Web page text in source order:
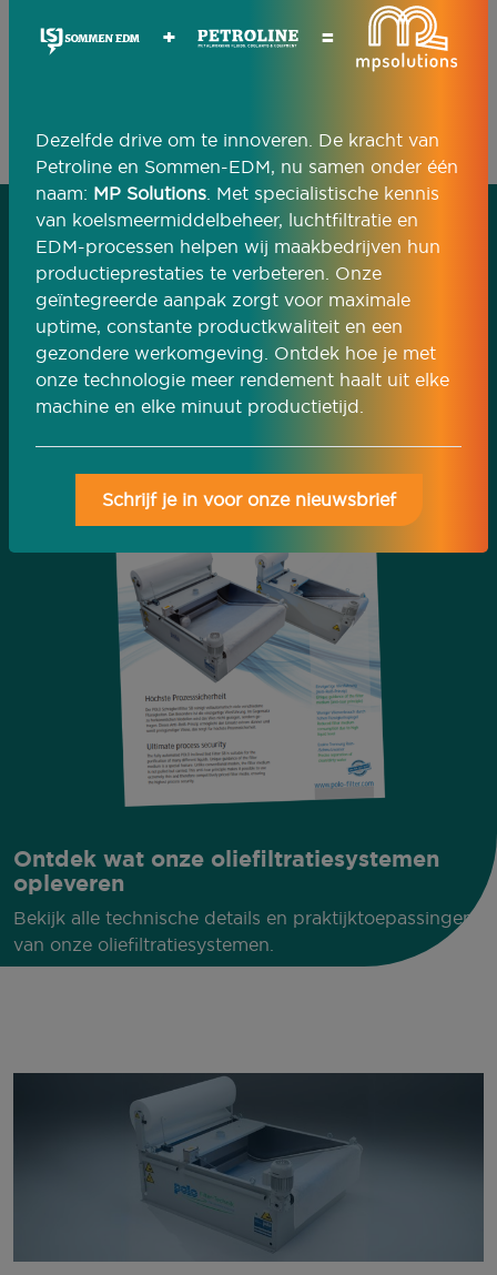
Download
de brochure
Brochure downloaden
Ontdek wat onze oliefiltratiesystemen
opleveren
Bekijk alle technische details en praktijktoepassingen
van onze oliefiltratiesystemen.
+ =
Dezelfde drive om te innoveren. De kracht van
Petroline en Sommen-EDM, nu samen onder één
naam: MP Solutions . Met specialistische kennis
van koelsmeermiddelbeheer, luchtfiltratie en
EDM-processen helpen wij maakbedrijven hun
productieprestaties te verbeteren. Onze
geïntegreerde aanpak zorgt voor maximale
uptime, constante productkwaliteit en een
gezondere werkomgeving. Ontdek hoe je met
onze technologie meer rendement haalt uit elke
machine en elke minuut productietijd.
Schrijf je in voor onze nieuwsbrief